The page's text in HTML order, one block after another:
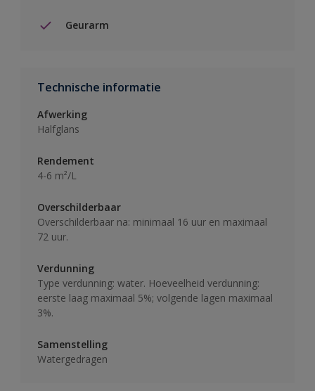
Geurarm
Technische informatie
Afwerking
Halfglans
Rendement
4-6 m²/L
Overschilderbaar
Overschilderbaar na: minimaal 16 uur en maximaal
72 uur.
Verdunning
Type verdunning: water. Hoeveelheid verdunning:
eerste laag maximaal 5%; volgende lagen maximaal
3%.
Samenstelling
Watergedragen